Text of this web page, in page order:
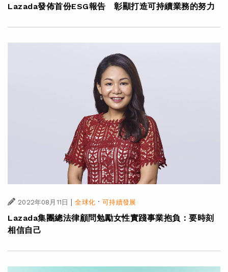
Lazada發佈首份ESG報告 彰顯打造可持續業務的努力
2022年08月11日 | 全球化·可持續發展
Lazada集團總法律顧問勉勵女性實踐事業抱負：要時刻
相信自己